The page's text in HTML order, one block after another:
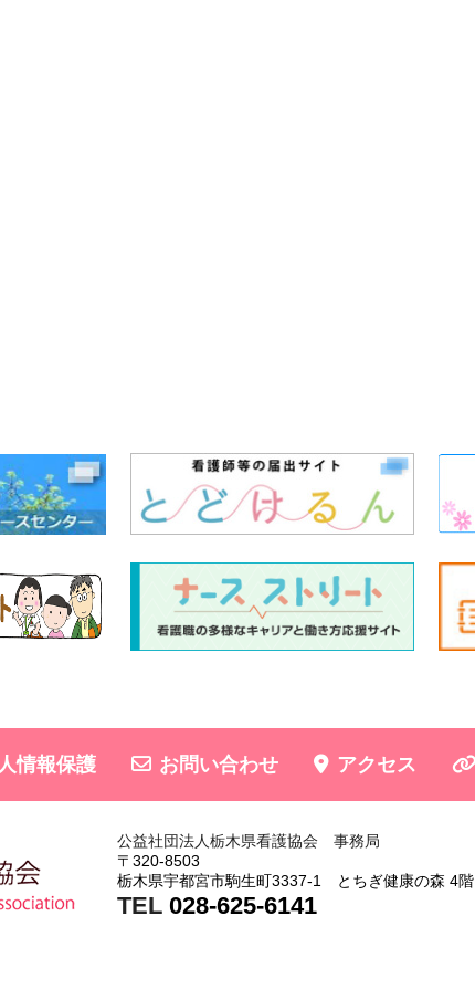
情報保護 お問い合わせ アクセス
公益社団法人栃木県看護協会 事務局
〒320-8503
栃木県宇都宮市駒生町3337-1 とちぎ健康の森 4階
TEL 028-625-6141